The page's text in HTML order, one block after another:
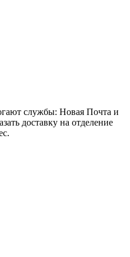
службы: Новая Почта и
доставку на отделение